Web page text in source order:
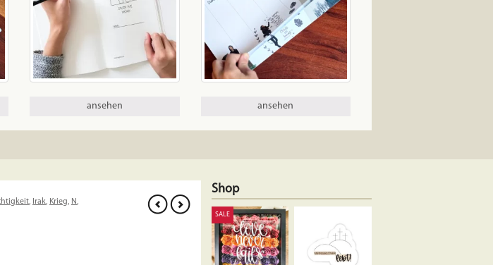
ansehen ansehen
, Irak, Krieg, N ,
Shop
SALE